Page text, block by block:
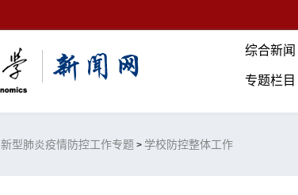
综合新闻
专题栏目
新型肺炎疫情防控工作专题 > 学校防控整体工作